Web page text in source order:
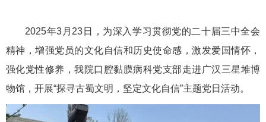
2025年3月23日，为深入学习贯彻党的二十届三中全会
精神，增强党员的文化自信和历史使命感，激发爱国情怀，
强化党性修养，我院口腔黏膜病科党支部走进广汉三星堆博
物馆，开展“探寻古蜀文明，坚定文化自信”主题党日活动。